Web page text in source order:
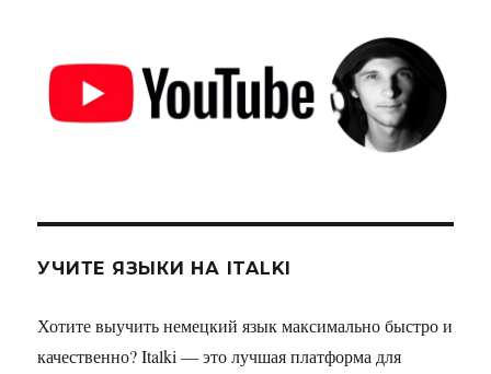
УЧИТЕ ЯЗЫКИ НА ITALKI
Хотите выучить немецкий язык максимально быстро и
качественно? Italki — это лучшая платформа для